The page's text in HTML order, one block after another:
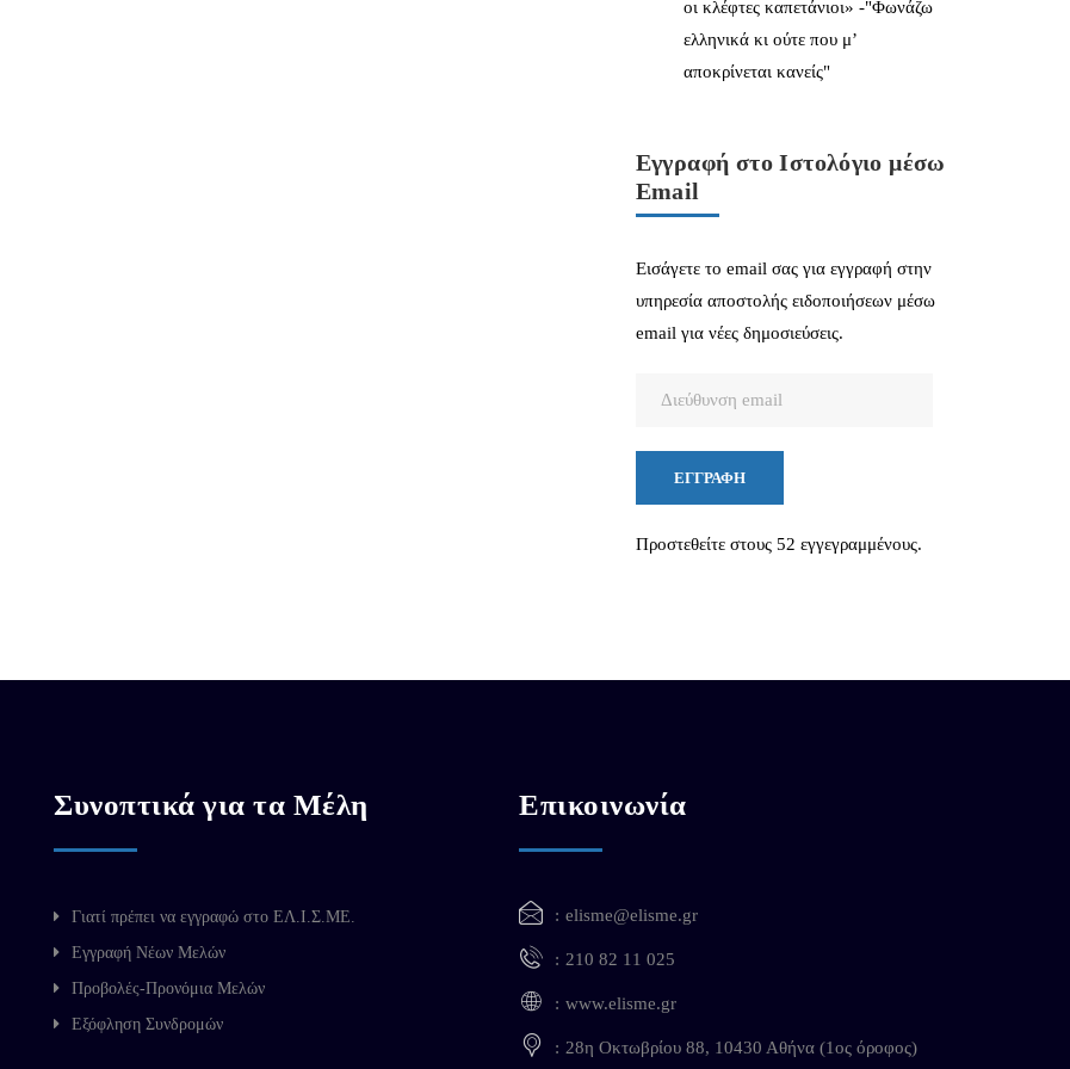
οι κλέφτες καπετάνιοι» -"Φωνάζω
ελληνικά κι ούτε που μ’
αποκρίνεται κανείς"
Εγγραφή στο Ιστολόγιο μέσω
Email
Εισάγετε το email σας για εγγραφή στην
υπηρεσία αποστολής ειδοποιήσεων μέσω
email για νέες δημοσιεύσεις.
ΕΓΓΡΑΦΉ
Προστεθείτε στους 52 εγγεγραμμένους.
Συνοπτικά για τα Μέλη
Γιατί πρέπει να εγγραφώ στο ΕΛ.Ι.Σ.ΜΕ.
Εγγραφή Νέων Μελών
Προβολές-Προνόμια Μελών
Εξόφληση Συνδρομών
Επικοινωνία
elisme@elisme.gr
210 82 11 025
www.elisme.gr
28η Οκτωβρίου 88, 10430 Αθήνα (1ος όροφος)